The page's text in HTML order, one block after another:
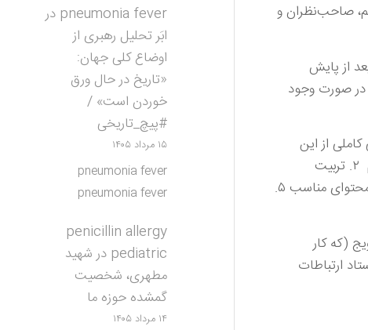
صاحب‌نظران و
از پایش
در صورت وجود
از این
پدیده انجام داده‌اند، سازمان تبلیغات استان قم در پنج رکن مسئله جهاد تبیین را دنبال می‌کند: ۱. سازمان رزم ۲. تربیت
کنشگران تبیین‌گر (برگزاری جلسات توجیهی برای مؤثرین استان) ۳. بکارگیری ساختارهای تبیین‌گر ۴. تأمین محتوای مناسب ۵.
گفتمانی) ۲. ستاد تولید و ترویج (که کار
شبکه‌های عملیاتی (با صحنه‌های عملیاتی مثل شهرک شکوهیه ارتباط می‌گیرد) ۴. ستاد ارتباطات
pneumonia fever در
ابَر تحلیل رهبری از
اوضاع کلی جهان:
«تاریخ در حال ورق
خوردن است» /
#پیچ_تاریخی
۱۵ مرداد ۱۴۰۵
pneumonia fever
pneumonia fever
penicillin allergy
pediatric درشهید
مطهری، شخصیت
گمشده حوزه ما
۱۴ مرداد ۱۴۰۵